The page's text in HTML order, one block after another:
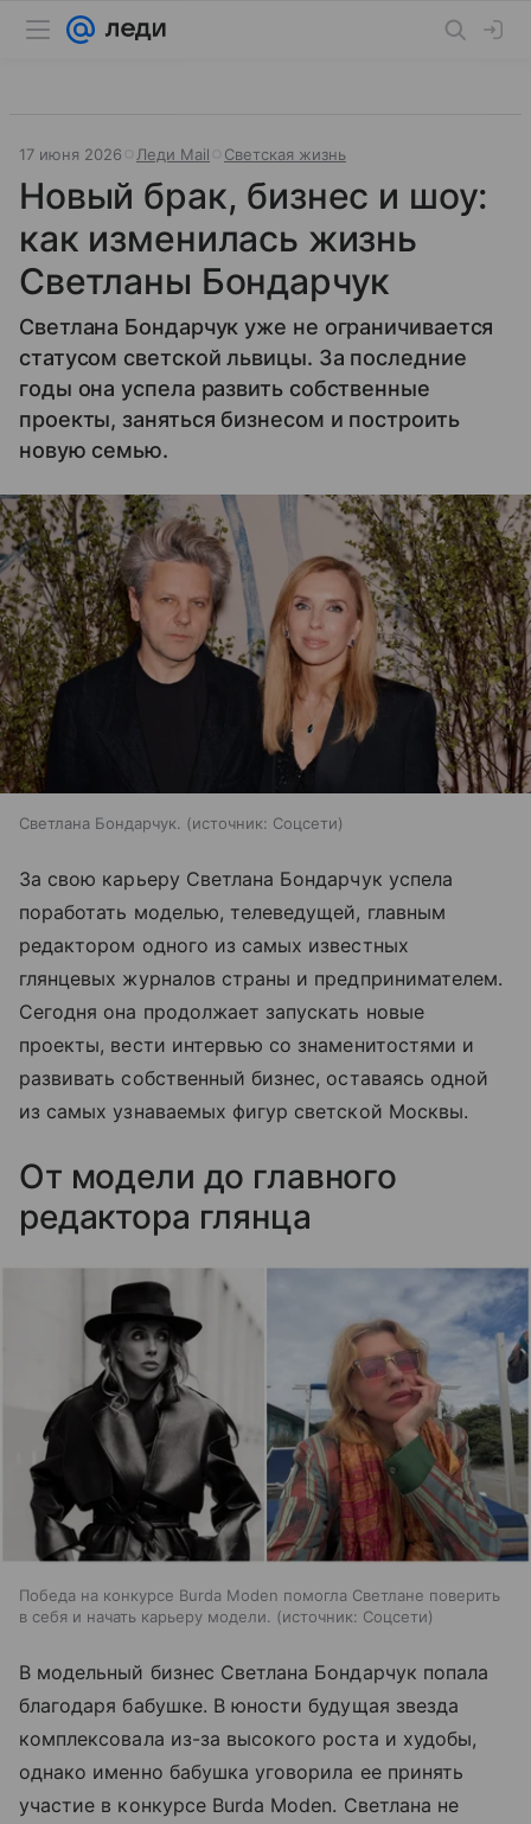
17 июня 2026 Леди Mail Светская жизнь
Новый брак, бизнес и шоу:
как изменилась жизнь
Светланы Бондарчук
Светлана Бондарчук уже не ограничивается
статусом светской львицы. За последние
годы она успела развить собственные
проекты, заняться бизнесом и построить
новую семью.
Светлана Бондарчук. источник: Соцсети
За свою карьеру Светлана Бондарчук успела
поработать моделью, телеведущей, главным
редактором одного из самых известных
глянцевых журналов страны и предпринимателем.
Сегодня она продолжает запускать новые
проекты, вести интервью со знаменитостями и
развивать собственный бизнес, оставаясь одной
из самых узнаваемых фигур светской Москвы.
От модели до главного
редактора глянца
Победа на конкурсе Burda Moden помогла Светлане поверить
в себя и начать карьеру модели.
источник: Соцсети
В модельный бизнес Светлана Бондарчук попала
благодаря бабушке. В юности будущая звезда
комплексовала из-за высокого роста и худобы,
однако именно бабушка уговорила ее принять
участие в конкурсе Burda Moden. Светлана не